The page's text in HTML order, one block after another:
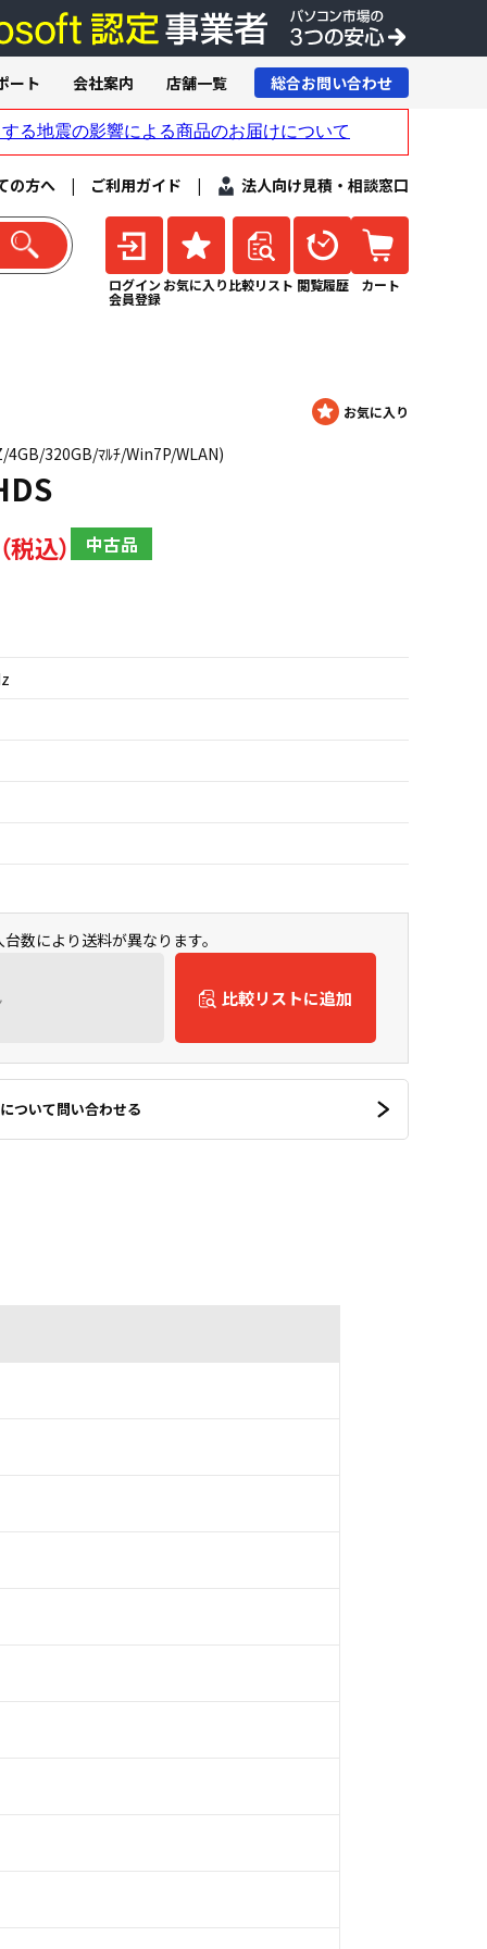
の方へ | ご利用ガイド | 法人向け見積・相談窓口
ログイン
会員登録
お気に入り 比較リスト 閲覧履歴 カート
ート 会社案内 店舗一覧 総合お問い合わせ
4GB/320GB/ﾏﾙﾁ/Win7P/WLAN)
中古品
により送料が異なります。
比較リストに追加
ついて問い合わせる